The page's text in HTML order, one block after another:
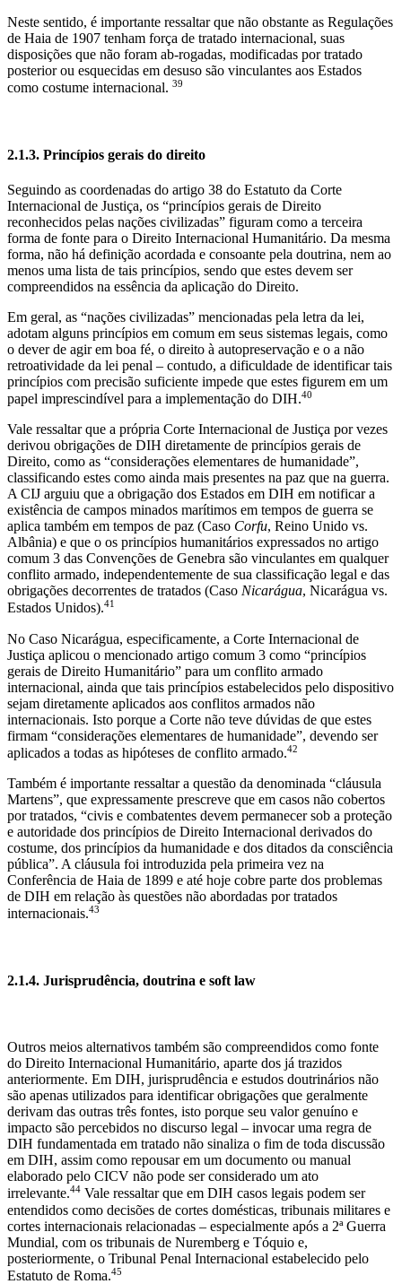
Neste sentido, é importante ressaltar que não obstante as Regulações
de Haia de 1907 tenham força de tratado internacional, suas
disposições que não foram ab-rogadas, modificadas por tratado
posterior ou esquecidas em desuso são vinculantes aos Estados
como costume internacional. 39
2.1.3. Princípios gerais do direito
Seguindo as coordenadas do artigo 38 do Estatuto da Corte
Internacional de Justiça, os “princípios gerais de Direito
reconhecidos pelas nações civilizadas” figuram como a terceira
forma de fonte para o Direito Internacional Humanitário. Da mesma
forma, não há definição acordada e consoante pela doutrina, nem ao
menos uma lista de tais princípios, sendo que estes devem ser
compreendidos na essência da aplicação do Direito.
Em geral, as “nações civilizadas” mencionadas pela letra da lei,
adotam alguns princípios em comum em seus sistemas legais, como
o dever de agir em boa fé, o direito à autopreservação e o a não
retroatividade da lei penal – contudo, a dificuldade de identificar tais
princípios com precisão suficiente impede que estes figurem em um
papel imprescindível para a implementação do DIH.40
Vale ressaltar que a própria Corte Internacional de Justiça por vezes
derivou obrigações de DIH diretamente de princípios gerais de
Direito, como as “considerações elementares de humanidade”,
classificando estes como ainda mais presentes na paz que na guerra.
A CIJ arguiu que a obrigação dos Estados em DIH em notificar a
existência de campos minados marítimos em tempos de guerra se
aplica também em tempos de paz (Caso Corfu, Reino Unido vs.
Albânia) e que o os princípios humanitários expressados no artigo
comum 3 das Convenções de Genebra são vinculantes em qualquer
conflito armado, independentemente de sua classificação legal e das
obrigações decorrentes de tratados (Caso Nicarágua, Nicarágua vs.
Estados Unidos).41
No Caso Nicarágua, especificamente, a Corte Internacional de
Justiça aplicou o mencionado artigo comum 3 como “princípios
gerais de Direito Humanitário” para um conflito armado
internacional, ainda que tais princípios estabelecidos pelo dispositivo
sejam diretamente aplicados aos conflitos armados não
internacionais. Isto porque a Corte não teve dúvidas de que estes
firmam “considerações elementares de humanidade”, devendo ser
aplicados a todas as hipóteses de conflito armado.42
Também é importante ressaltar a questão da denominada “cláusula
Martens”, que expressamente prescreve que em casos não cobertos
por tratados, “civis e combatentes devem permanecer sob a proteção
e autoridade dos princípios de Direito Internacional derivados do
costume, dos princípios da humanidade e dos ditados da consciência
pública”. A cláusula foi introduzida pela primeira vez na
Conferência de Haia de 1899 e até hoje cobre parte dos problemas
de DIH em relação às questões não abordadas por tratados
internacionais.43
2.1.4. Jurisprudência, doutrina e soft law
Outros meios alternativos também são compreendidos como fonte
do Direito Internacional Humanitário, aparte dos já trazidos
anteriormente. Em DIH, jurisprudência e estudos doutrinários não
são apenas utilizados para identificar obrigações que geralmente
derivam das outras três fontes, isto porque seu valor genuíno e
impacto são percebidos no discurso legal – invocar uma regra de
DIH fundamentada em tratado não sinaliza o fim de toda discussão
em DIH, assim como repousar em um documento ou manual
elaborado pelo CICV não pode ser considerado um ato
irrelevante.44 Vale ressaltar que em DIH casos legais podem ser
entendidos como decisões de cortes domésticas, tribunais militares e
cortes internacionais relacionadas – especialmente após a 2ª Guerra
Mundial, com os tribunais de Nuremberg e Tóquio e,
posteriormente, o Tribunal Penal Internacional estabelecido pelo
Estatuto de Roma.45